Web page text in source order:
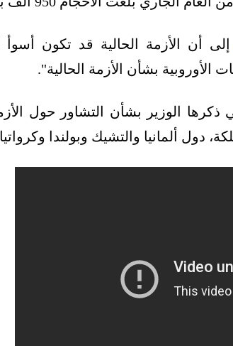
إلى أن الأزمة الحالية قد تكون
بشأن الأزمة الحالية".
الوزير بشأن التشاور حول
دول ألمانيا والتشيك وبولندا